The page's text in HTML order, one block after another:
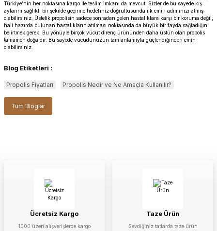
Türkiye’nin her noktasına kargo ile teslim imkanı da mevcut. Sizler de bu sayede kış
aylarını sağlıklı bir şekilde geçirme hedefiniz doğrultusunda ilk emin adımınızı atmış
olabilirsiniz. Üstelik propolisin sadece sonradan gelen hastalıklara karşı bir koruma değil,
hali hazırda bulunan hastalıkların atılması noktasında da büyük bir fayda sağladığını
belirtmek gerek. Bu yönüyle birçok vücut direnç ürününden daha üstün olan propolis
tamamen doğaldır. Bu sayede vücudunuzun tam anlamıyla güçlendiğinden emin
olabilirsiniz.
Blog Etiketleri :
Propolis Fiyatları Propolis Nedir ve Ne Amaçla Kullanılır?
Tüm Bloglar
Ücretsiz Kargo
1000 üzeri alışverişlerde kargo
Taze Ürün
Sevdiğiniz tatlarda taze ürün